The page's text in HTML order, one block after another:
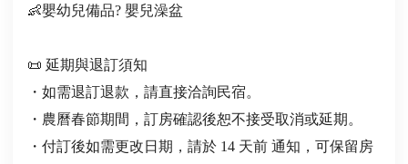
👶嬰幼兒備品? 嬰兒澡盆
📜 延期與退訂須知
・如需退訂退款，請直接洽詢民宿。
・農曆春節期間，訂房確認後恕不接受取消或延期。
・付訂後如需更改日期，請於 14 天前 通知，可保留房